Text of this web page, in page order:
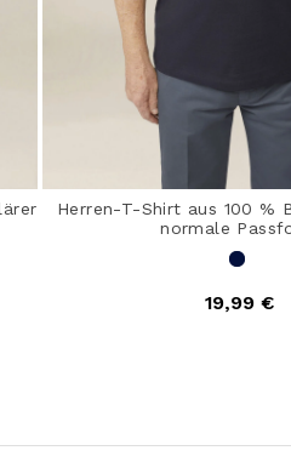
Herren-T-Shirt aus 100 %
normale
19,99 €